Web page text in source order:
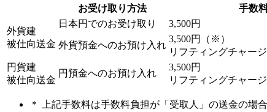
お受け取り方法 手数
外貨建
被仕向送金
日本円でのお受け取り 3,500円
外貨預金へのお預け入れ
3,500円（※）
リフティングチャー
円貨建
被仕向送金
円預金へのお預け入れ
3,500円
リフティングチャー
＊ 上記手数料は手数料負担が「受取人」の送金の場